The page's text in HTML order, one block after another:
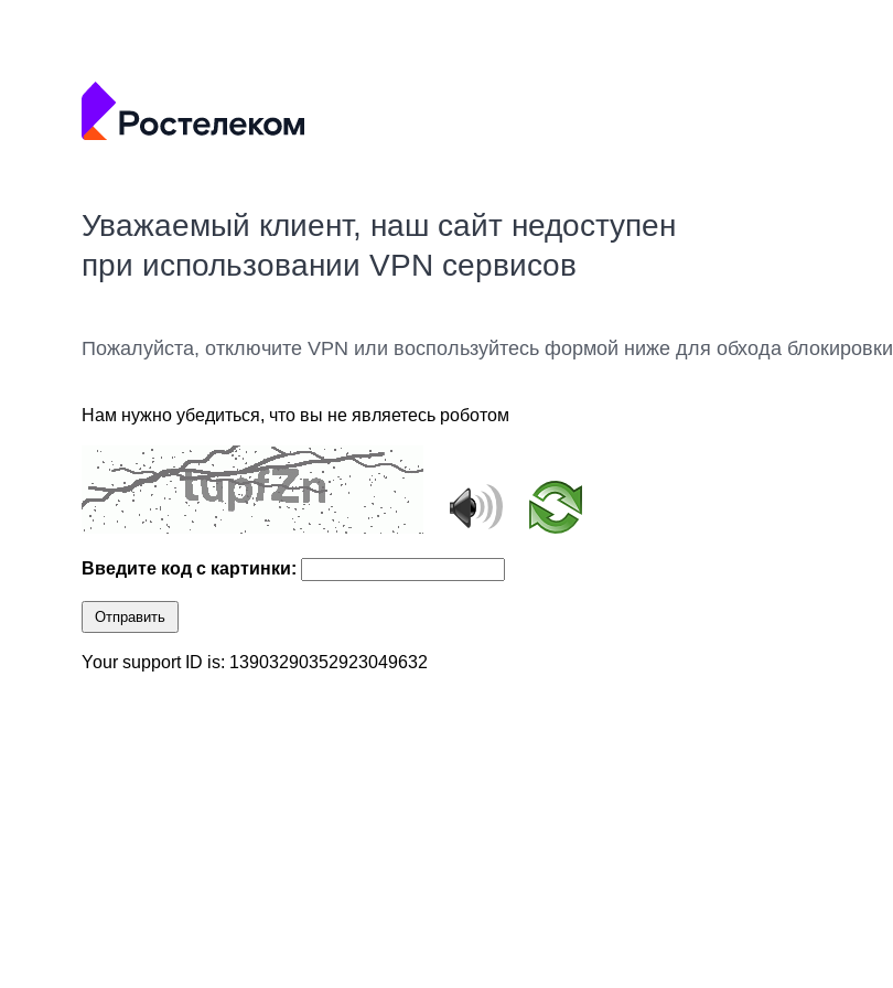
Уважаемый клиент, наш сайт недоступен
при использовании VPN сервисов
Пожалуйста, отключите VPN или воспользуйтесь формой ниже для обхода блокировки
Нам нужно убедиться, что вы не являетесь роботом
Введите код с картинки:
Отправить
Your support ID is: 13903290352923049632